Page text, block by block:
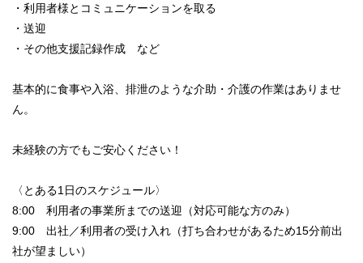
・利用者様とコミュニケーションを取る
・送迎
・その他支援記録作成 など
基本的に食事や入浴、排泄のような介助・介護の作業はありませ
ん。
未経験の方でもご安心ください！
〈とある1日のスケジュール〉
8:00 利用者の事業所までの送迎（対応可能な方のみ）
9:00 出社／利用者の受け入れ（打ち合わせがあるため15分前出
社が望ましい）